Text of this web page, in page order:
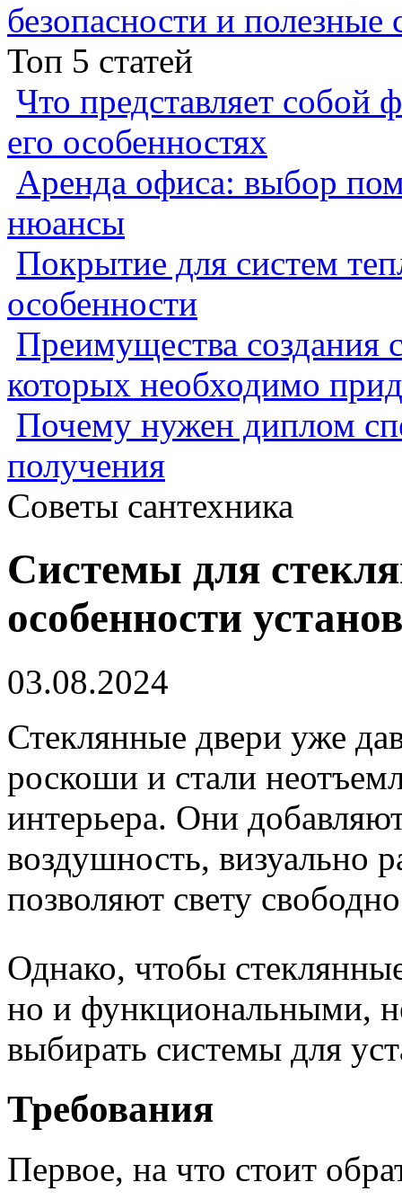
безопасности и полезные
Топ 5 статей
Что представляет собой
его особенностях
Аренда офиса: выбор
нюансы
Покрытие для систем
особенности
Преимущества создания
которых необходимо
Почему нужен диплом
получения
Советы сантехника
Системы для
особенности
03.08.2024
Стеклянные двери уже
роскоши и стали
интерьера. Они
воздушность, визуально
позволяют свету
Однако, чтобы
но и функциональными,
выбирать системы для
Требования
Первое, на что стоит